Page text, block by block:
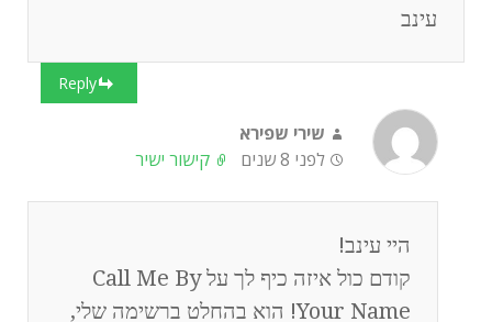
עינב
Reply
שירי שפירא
לפני 8 שנים
קישור ישיר
היי עינב!
קודם כול איזה כיף לך על Call Me By
Your Name! הוא בהחלט ברשימה שלי,